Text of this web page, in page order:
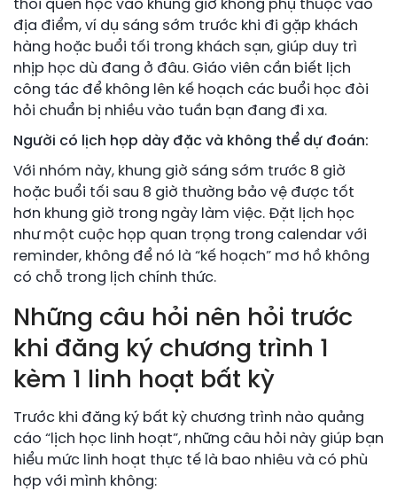
thói quen học vào khung giờ không phụ thuộc vào
địa điểm, ví dụ sáng sớm trước khi đi gặp khách
hàng hoặc buổi tối trong khách sạn, giúp duy trì
nhịp học dù đang ở đâu. Giáo viên cần biết lịch
công tác để không lên kế hoạch các buổi học đòi
hỏi chuẩn bị nhiều vào tuần bạn đang đi xa.
Người có lịch họp dày đặc và không thể dự đoán:
Với nhóm này, khung giờ sáng sớm trước 8 giờ
hoặc buổi tối sau 8 giờ thường bảo vệ được tốt
hơn khung giờ trong ngày làm việc. Đặt lịch học
như một cuộc họp quan trọng trong calendar với
reminder, không để nó là “kế hoạch” mơ hồ không
có chỗ trong lịch chính thức.
Những câu hỏi nên hỏi trước
khi đăng ký chương trình 1
kèm 1 linh hoạt bất kỳ
Trước khi đăng ký bất kỳ chương trình nào quảng
cáo “lịch học linh hoạt”, những câu hỏi này giúp bạn
hiểu mức linh hoạt thực tế là bao nhiêu và có phù
hợp với mình không: